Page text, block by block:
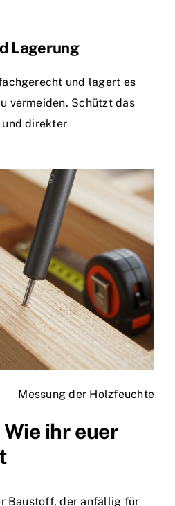
Lagerung
und lagert es
vermeiden. Schützt das
direkter
Messung der Holzfeuchte
ihr euer
Baustoff, der anfällig für